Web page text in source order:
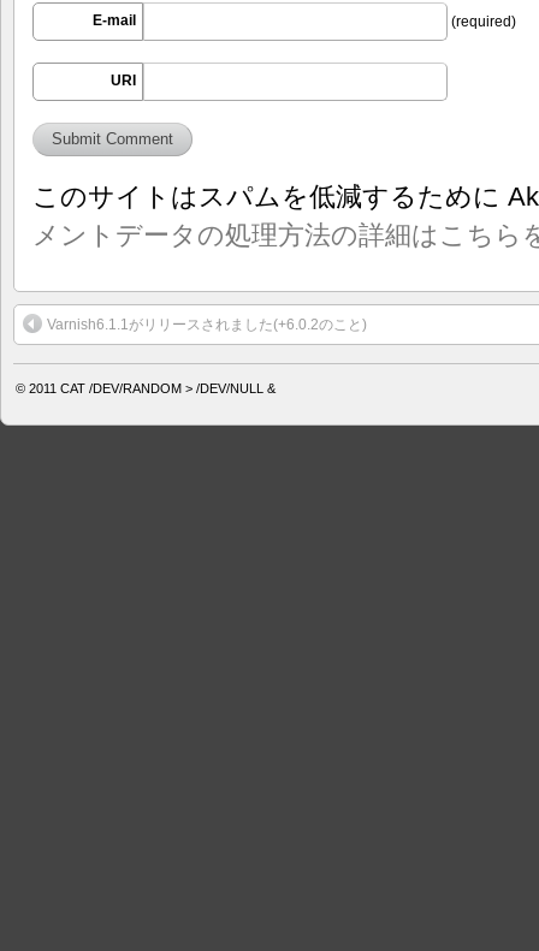
E-mail (required)
URI
このサイトはスパムを低減するために
メントデータの処理方法の詳細はこちら
Varnish6.1.1がリリースされました(+6.0.2のこと)
© 2011 CAT /DEV/RANDOM > /DEV/NULL &